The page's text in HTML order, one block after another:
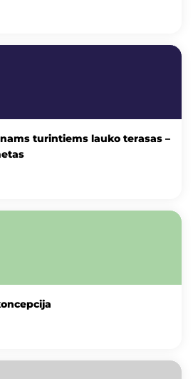
turintiems lauko terasas –